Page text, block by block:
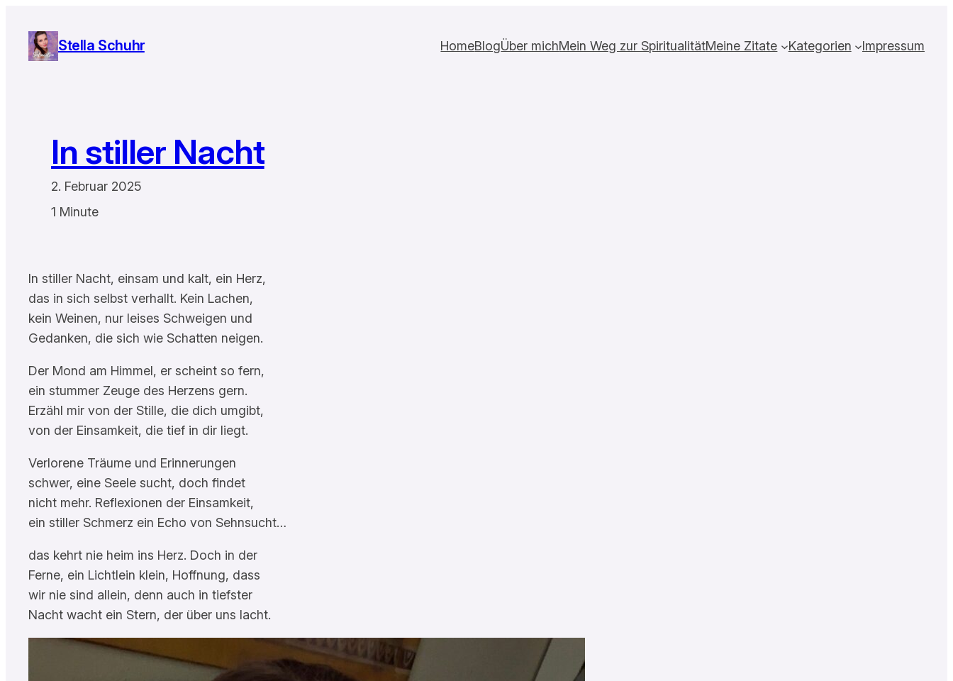
Inhalt
springen
Stella Schuhr HomeBlogÜber michMein Weg zur SpiritualitätMeine Zitate Kategorien Impressum
In stiller Nacht
2. Februar 2025
1 Minute
In stiller Nacht, einsam und kalt, ein Herz,
das in sich selbst verhallt. Kein Lachen,
kein Weinen, nur leises Schweigen und
Gedanken, die sich wie Schatten neigen.
Der Mond am Himmel, er scheint so fern,
ein stummer Zeuge des Herzens gern.
Erzähl mir von der Stille, die dich umgibt,
von der Einsamkeit, die tief in dir liegt.
Verlorene Träume und Erinnerungen
schwer, eine Seele sucht, doch findet
nicht mehr. Reflexionen der Einsamkeit,
ein stiller Schmerz ein Echo von Sehnsucht…
das kehrt nie heim ins Herz. Doch in der
Ferne, ein Lichtlein klein, Hoffnung, dass
wir nie sind allein, denn auch in tiefster
Nacht wacht ein Stern, der über uns lacht.